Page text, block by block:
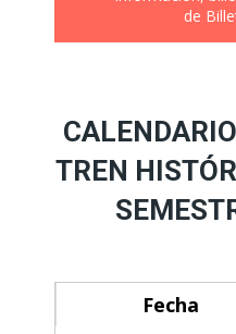
de
TREN
Fecha